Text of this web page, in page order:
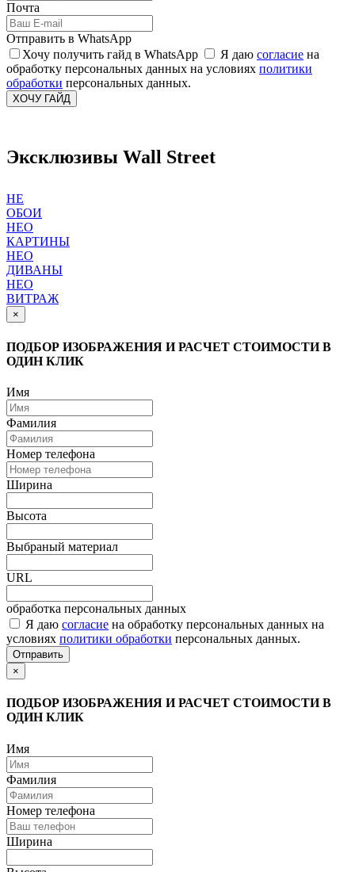
Почта
Отправить в WhatsApp
Хочу получить гайд в WhatsApp
Я даю согласие на
обработку персональных данных на условиях политики
обработки персональных данных.
ХОЧУ ГАЙД
Эксклюзивы Wall Street
НЕ
ОБОИ
НЕО
КАРТИНЫ
НЕО
ДИВАНЫ
НЕО
ВИТРАЖ
×
ПОДБОР ИЗОБРАЖЕНИЯ И РАСЧЕТ СТОИМОСТИ В
ОДИН КЛИК
Имя
Фамилия
Номер телефона
Ширина
Высота
Выбраный материал
URL
обработка персональных данных
Я даю согласие на обработку персональных данных на
условиях политики обработки персональных данных.
Отправить
×
ПОДБОР ИЗОБРАЖЕНИЯ И РАСЧЕТ СТОИМОСТИ В
ОДИН КЛИК
Имя
Фамилия
Номер телефона
Ширина